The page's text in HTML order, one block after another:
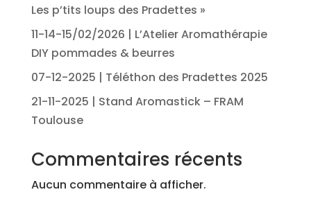
Les p’tits loups des Pradettes »
11-14-15/02/2026 | L’Atelier Aromathérapie
DIY pommades & beurres
07-12-2025 | Téléthon des Pradettes 2025
21-11-2025 | Stand Aromastick – FRAM
Toulouse
Commentaires récents
Aucun commentaire à afficher.